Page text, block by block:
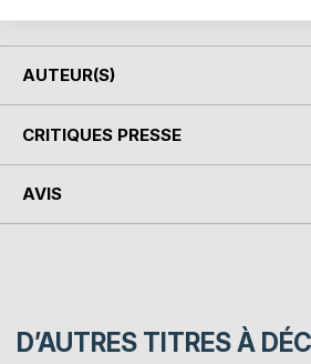
AUTEUR(S)
CRITIQUES PRESSE
AVIS
D’AUTRES TITRES À